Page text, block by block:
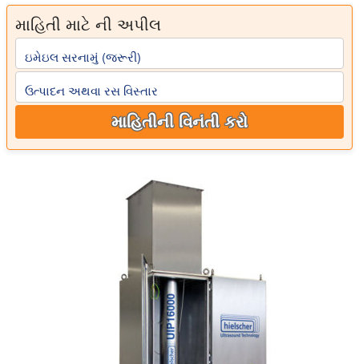
માહિતી માટે ની અપીલ
ઇમેઇલ સરનામું (જરૂરી)
ઉત્પાદન અથવા રસ વિસ્તાર
માહિતીની વિનંતી કરો